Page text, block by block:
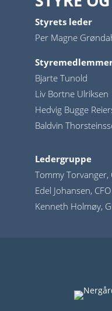
Styrets leder
Per Magne
Bjarte Tunold
Liv Bortne Ulriksen
Hedvig Bugge
Baldvin
Ledergruppe
Tommy Torvanger,
Edel Johansen, CFO
Kenneth Holmøy,